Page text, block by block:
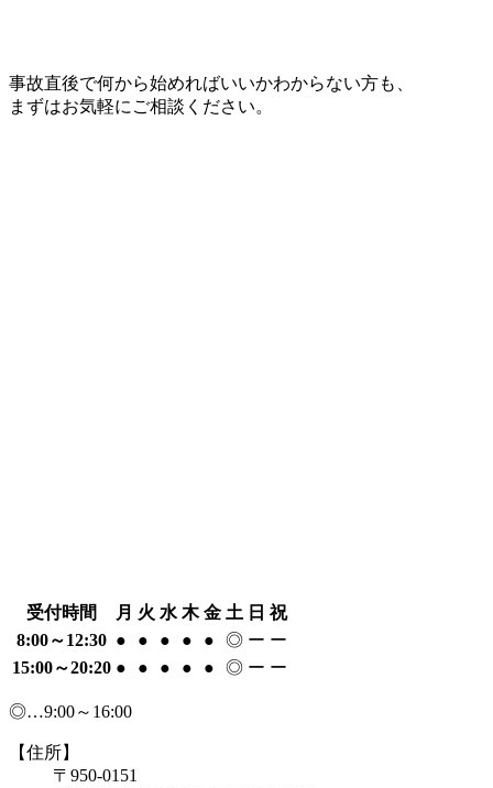
事故直後で何から始めればいいかわからない方も、
まずはお気軽にご相談ください。
受付時間 月 火 水 木 金 土 日 祝
8:00～12:30 ● ● ● ● ● ◎ ー ー
15:00～20:20 ● ● ● ● ● ◎ ー ー
◎…9:00～16:00
【住所】
〒950-0151